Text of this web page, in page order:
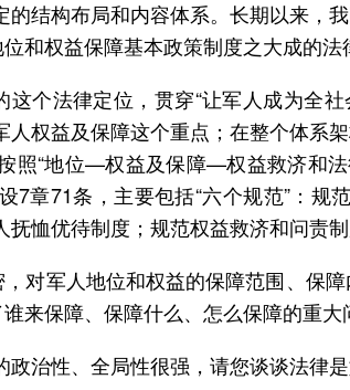
结构布局和内容体系。长期以来，
和权益保障基本政策制度之大成的法
这个法律定位，贯穿“让军人成为全
权益及保障这个重点；在整个体
照“地位—权益及保障—权益救济和
7章71条，主要包括“六个规范”：
恤优待制度；规范权益救济和问责制
，对军人地位和权益的保障范围、保
来保障、保障什么、怎么保障的重大
治性、全局性很强，请您谈谈法律